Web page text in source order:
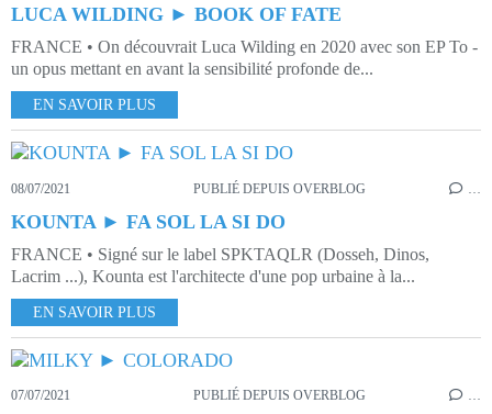
LUCA WILDING ► BOOK OF FATE
FRANCE • On découvrait Luca Wilding en 2020 avec son EP To -
un opus mettant en avant la sensibilité profonde de...
EN SAVOIR PLUS
08/07/2021 PUBLIÉ DEPUIS OVERBLOG
KOUNTA ► FA SOL LA SI DO
FRANCE • Signé sur le label SPKTAQLR (Dosseh, Dinos,
Lacrim ...), Kounta est l'architecte d'une pop urbaine à la...
EN SAVOIR PLUS
07/07/2021 PUBLIÉ DEPUIS OVERBLOG …